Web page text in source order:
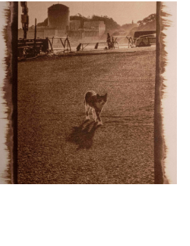
Maco (Masahiro Yabuta)
Genpatsu : a landscape
transcend time
Gallery HILLGATE